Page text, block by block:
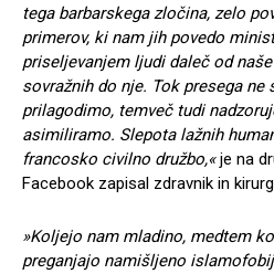
tega barbarskega zločina, zelo
primerov, ki nam jih povedo
priseljevanjem ljudi daleč od
sovražnih do nje. Tok presega
prilagodimo, temveč tudi
asimiliramo. Slepota lažnih
francosko civilno družbo,«je na
Facebook zapisal zdravnik in
»Koljejo nam mladino, medtem
preganjajo namišljeno